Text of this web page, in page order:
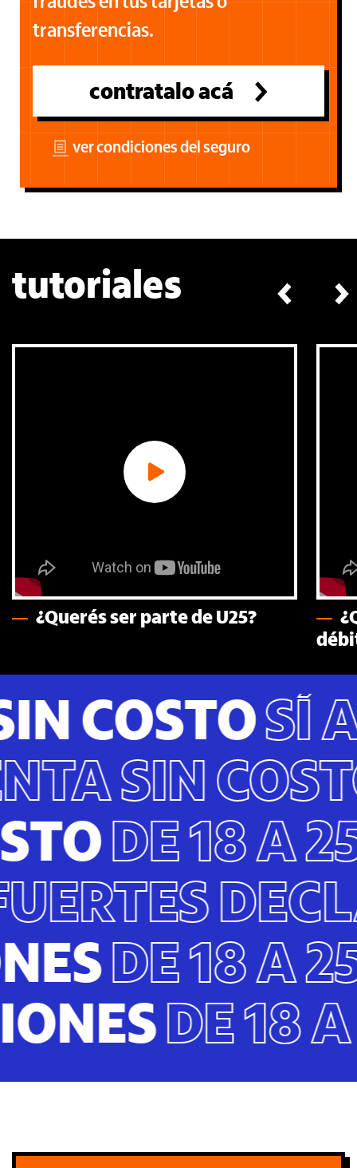
transferencias.
contratalo acá
ver condiciones del seguro
tutoriales
¿Querés ser parte de U25?
SÍ A
CUENTA SIN
18 A 25
FUERTES
18 A 25